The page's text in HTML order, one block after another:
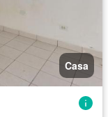
Casa